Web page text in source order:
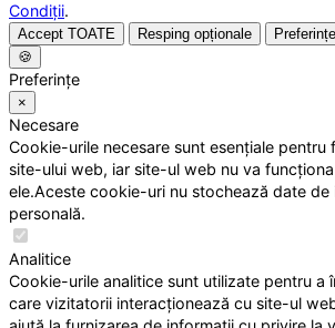
Condiții.
Accept TOATE Resping opționale
Preferințe
🍪
Preferințe
×
Necesare
Cookie-urile necesare sunt esențiale pentru
site-ului web, iar site-ul web nu va
ele.Aceste cookie-uri nu stochează date de
personală.
Analitice
Cookie-urile analitice sunt utilizate pentru a
care vizitatorii interacționează cu site-ul